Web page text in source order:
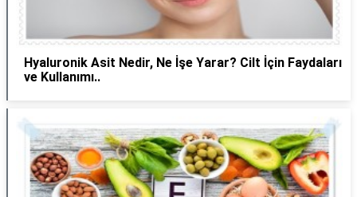
Hyaluronik Asit Nedir, Ne İşe Yarar? Cilt İçin Faydaları
ve Kullanımı..